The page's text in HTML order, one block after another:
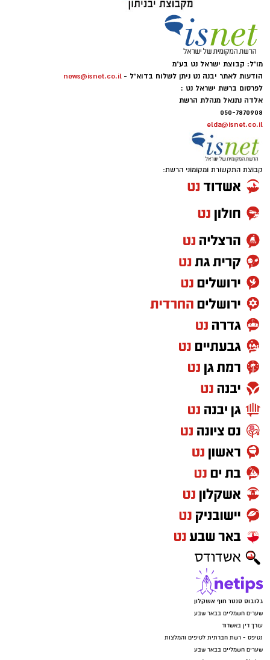
מו"ל: קבוצת ישראל נט בע"מ
הודעות לאתר יבנה נט ניתן לשלוח בדוא"ל - news@isnet.co.il
לפרסום ברשת ישראל נט :
אלדה נתנאל מנהלת הרשת
050-7870908
elda@isnet.co.il
קבוצת התקשורת ומקומוני הרשת:
גלובוס סנטר חוף אשקלון
שערים חשמליים בבאר שבע
עורך דין באשדוד
נטיפס - רשת חברתית לטיפים והמלצות
שערים חשמליים בבאר שבע